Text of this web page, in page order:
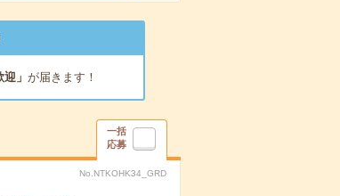
」 が届きます！
一括
応募
No.NTKOHK34_GRD